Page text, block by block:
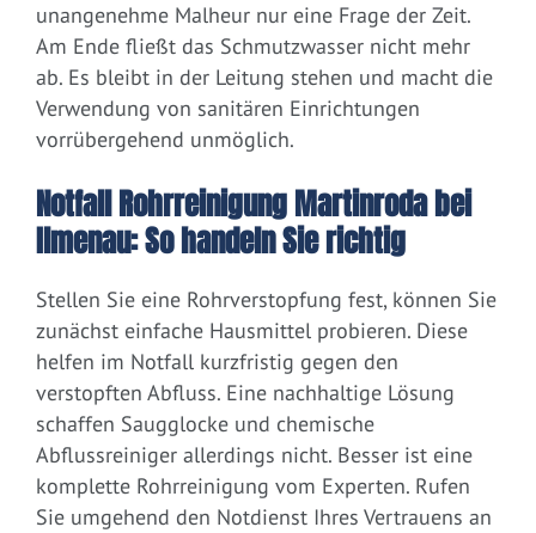
unangenehme Malheur nur eine Frage der Zeit.
Am Ende fließt das Schmutzwasser nicht mehr
ab. Es bleibt in der Leitung stehen und macht die
Verwendung von sanitären Einrichtungen
vorrübergehend unmöglich.
Notfall Rohrreinigung Martinroda bei
Ilmenau: So handeln Sie richtig
Stellen Sie eine Rohrverstopfung fest, können Sie
zunächst einfache Hausmittel probieren. Diese
helfen im Notfall kurzfristig gegen den
verstopften Abfluss. Eine nachhaltige Lösung
schaffen Saugglocke und chemische
Abflussreiniger allerdings nicht. Besser ist eine
komplette Rohrreinigung vom Experten. Rufen
Sie umgehend den Notdienst Ihres Vertrauens an